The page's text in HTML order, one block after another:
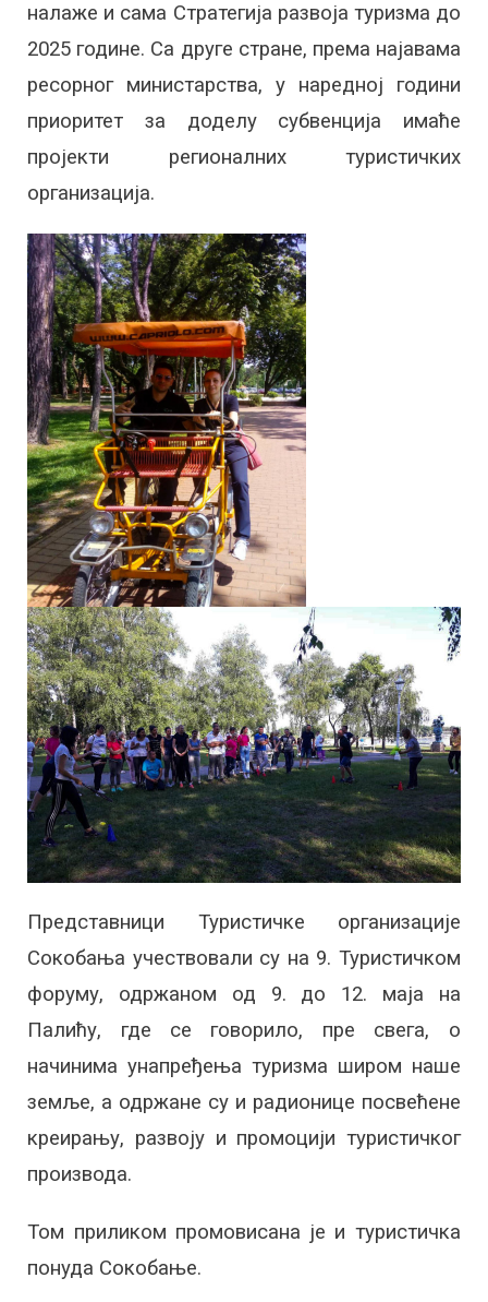
налаже и сама Стратегија развоја туризма до
2025 године. Са друге стране, према најавама
ресорног министарства, у наредној години
приоритет за доделу субвенција имаће
пројекти регионалних туристичких
организација.
Представници Туристичке организације
Сокобања учествовали су на 9. Туристичком
форуму, одржаном од 9. до 12. маја на
Палићу, где се говорило, пре свега, о
начинима унапређења туризма широм наше
земље, а одржане су и радионице посвећене
креирању, развоју и промоцији туристичког
производа.
Том приликом промовисана је и туристичка
понуда Сокобање.